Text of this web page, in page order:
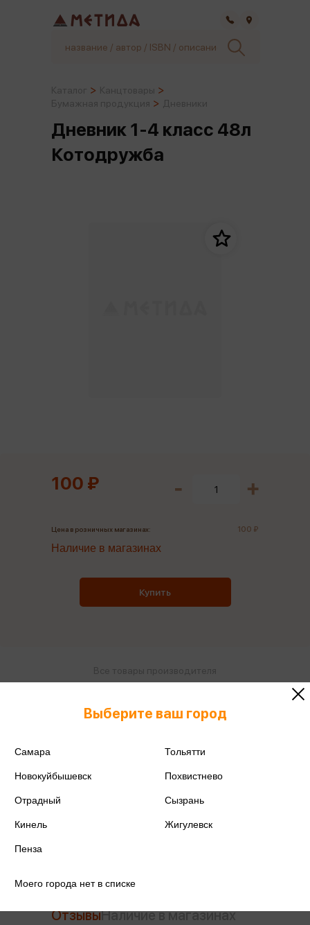
Дневник 1-4 класс 48л
Котодружба
Академия Холдинг
100 ₽
Цена в розничных магазинах: 100 ₽
Наличие в магазинах
Купить
Поделиться
ОтзывыНаличие в магазинах
Выберите ваш город
Самара Тольятти
Новокуйбышевск Похвистнево
Отрадный Сызрань
Кинель Жигулевск
Пенза
Моего города нет в списке